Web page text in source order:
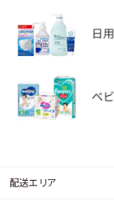
配送エリア